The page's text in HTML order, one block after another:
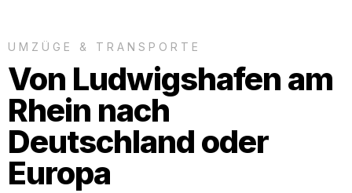
UMZÜGE & TRANSPORTE
Von Ludwigshafen am
Rhein nach
Deutschland oder
Europa